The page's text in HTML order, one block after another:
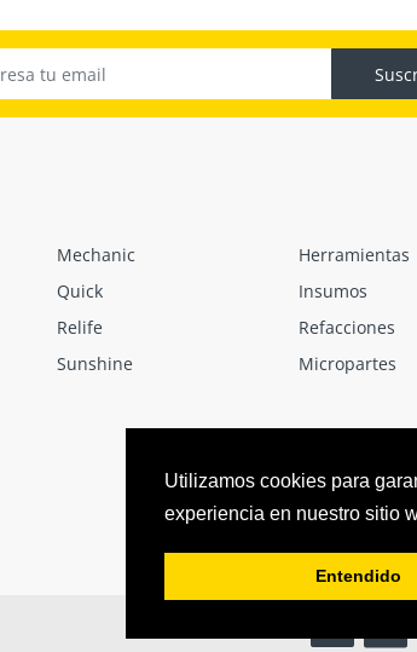
Utilizamos cookies para
experiencia en nuestro sitio
Entendido
Mechanic
Quick
Relife
Sunshine
Herramientas
Insumos
Refacciones
Micropartes